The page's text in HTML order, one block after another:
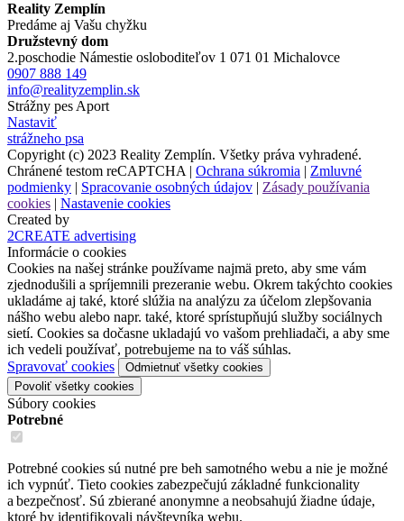
Reality Zemplín
Predáme aj Vašu chyžku
Družstevný dom
2.poschodie Námestie osloboditeľov 1 071 01 Michalovce
0907 888 149
info@realityzemplin.sk
Strážny pes Aport
Nastaviť
strážneho psa
Copyright (c) 2023 Reality Zemplín. Všetky práva vyhradené.
Chránené testom reCAPTCHA | Ochrana súkromia | Zmluvné
podmienky | Spracovanie osobných údajov | Zásady používania
cookies | Nastavenie cookies
Created by
2CREATE advertising
Informácie o cookies
Cookies na našej stránke používame najmä preto, aby sme vám
zjednodušili a spríjemnili prezeranie webu. Okrem takýchto cookies
ukladáme aj také, ktoré slúžia na analýzu za účelom zlepšovania
nášho webu alebo napr. také, ktoré sprístupňujú služby sociálnych
sietí. Cookies sa dočasne ukladajú vo vašom prehliadači, a aby sme
ich vedeli používať, potrebujeme na to váš súhlas.
Spravovať cookies
Odmietnuť všetky cookies
Povoliť všetky cookies
Súbory cookies
Potrebné
Potrebné cookies sú nutné pre beh samotného webu a nie je možné
ich vypnúť. Tieto cookies zabezpečujú základné funkcionality
a bezpečnosť. Sú zbierané anonymne a neobsahujú žiadne údaje,
ktoré by identifikovali návštevníka webu.